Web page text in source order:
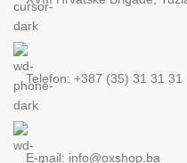
Telefon: +387 (35) 31 31 31
E-mail: info@oxshop.ba